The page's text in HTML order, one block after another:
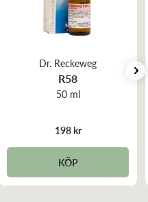
från homeopat eller
Dr. Reckeweg
R58
50 ml
198 kr
KÖP